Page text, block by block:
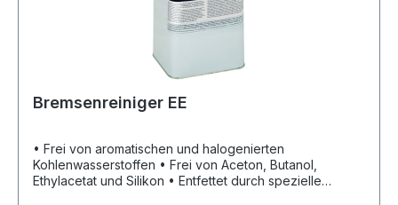
Bremsenreiniger EE
• Frei von aromatischen und halogenierten
Kohlenwasserstoffen • Frei von Aceton, Butanol,
Ethylacetat und Silikon • Entfettet durch spezielle